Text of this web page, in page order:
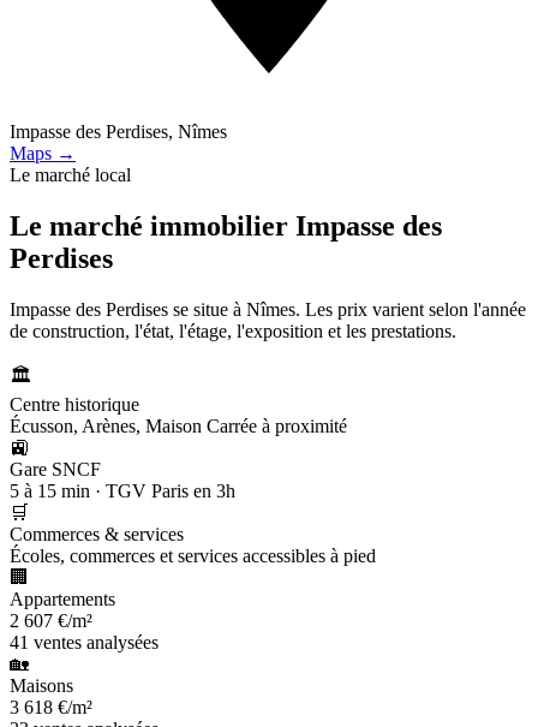
Impasse des Perdises, Nîmes
Maps →
Le marché local
Le marché immobilier Impasse des
Perdises
Impasse des Perdises se situe à Nîmes. Les prix varient selon l'année
de construction, l'état, l'étage, l'exposition et les prestations.
🏛️
Centre historique
Écusson, Arènes, Maison Carrée à proximité
🚉
Gare SNCF
5 à 15 min · TGV Paris en 3h
🛒
Commerces & services
Écoles, commerces et services accessibles à pied
🏢
Appartements
2 607 €/m²
41 ventes analysées
🏡
Maisons
3 618 €/m²